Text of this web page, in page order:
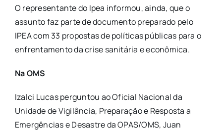
O representante do Ipea informou, ainda, que o
assunto faz parte de documento preparado pelo
IPEA com 33 propostas de políticas públicas para o
enfrentamento da crise sanitária e econômica.
Na OMS
Izalci Lucas perguntou ao Oficial Nacional da
Unidade de Vigilância, Preparação e Resposta a
Emergências e Desastre da OPAS/OMS, Juan